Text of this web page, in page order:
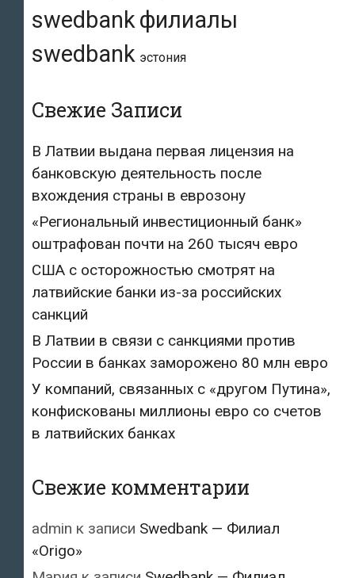
swedbankфилиалы
swedbank эстония
Свежие Записи
В Латвии выдана первая лицензия на
банковскую деятельность после
вхождения страны в еврозону
«Региональный инвестиционный банк»
оштрафован почти на 260 тысяч евро
США с осторожностью смотрят на
латвийские банки из-за российских
санкций
В Латвии в связи с санкциями против
России в банках заморожено 80 млн евро
У компаний, связанных с «другом Путина»,
конфискованы миллионы евро со счетов
в латвийских банках
Свежие комментарии
admin к записи Swedbank — Филиал
«Origo»